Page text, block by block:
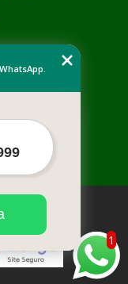
autorais.
1